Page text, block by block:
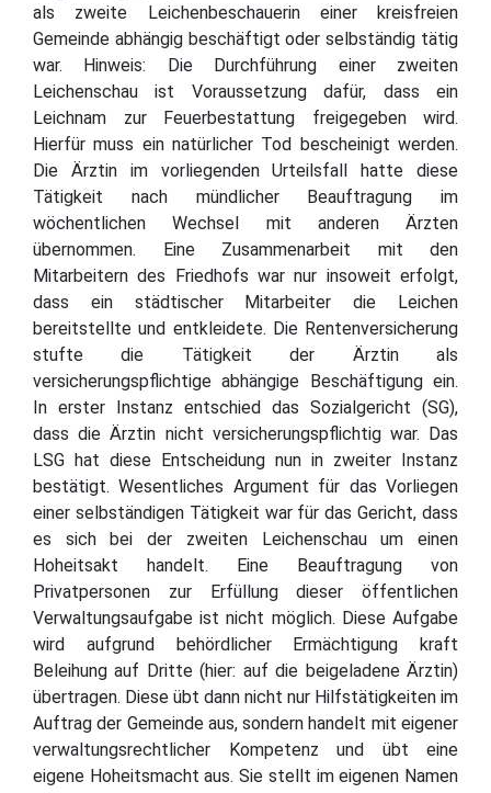
als zweite Leichenbeschauerin einer kreisfreien
Gemeinde abhängig beschäftigt oder selbständig tätig
war. Hinweis: Die Durchführung einer zweiten
Leichenschau ist Voraussetzung dafür, dass ein
Leichnam zur Feuerbestattung freigegeben wird.
Hierfür muss ein natürlicher Tod bescheinigt werden.
Die Ärztin im vorliegenden Urteilsfall hatte diese
Tätigkeit nach mündlicher Beauftragung im
wöchentlichen Wechsel mit anderen Ärzten
übernommen. Eine Zusammenarbeit mit den
Mitarbeitern des Friedhofs war nur insoweit erfolgt,
dass ein städtischer Mitarbeiter die Leichen
bereitstellte und entkleidete. Die Rentenversicherung
stufte die Tätigkeit der Ärztin als
versicherungspflichtige abhängige Beschäftigung ein.
In erster Instanz entschied das Sozialgericht (SG),
dass die Ärztin nicht versicherungspflichtig war. Das
LSG hat diese Entscheidung nun in zweiter Instanz
bestätigt. Wesentliches Argument für das Vorliegen
einer selbständigen Tätigkeit war für das Gericht, dass
es sich bei der zweiten Leichenschau um einen
Hoheitsakt handelt. Eine Beauftragung von
Privatpersonen zur Erfüllung dieser öffentlichen
Verwaltungsaufgabe ist nicht möglich. Diese Aufgabe
wird aufgrund behördlicher Ermächtigung kraft
Beleihung auf Dritte (hier: auf die beigeladene Ärztin)
übertragen. Diese übt dann nicht nur Hilfstätigkeiten im
Auftrag der Gemeinde aus, sondern handelt mit eigener
verwaltungsrechtlicher Kompetenz und übt eine
eigene Hoheitsmacht aus. Sie stellt im eigenen Namen